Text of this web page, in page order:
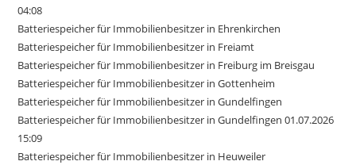
04:08
Batteriespeicher für Immobilienbesitzer in Ehrenkirchen
Batteriespeicher für Immobilienbesitzer in Freiamt
Batteriespeicher für Immobilienbesitzer in Freiburg im Breisgau
Batteriespeicher für Immobilienbesitzer in Gottenheim
Batteriespeicher für Immobilienbesitzer in Gundelfingen
Batteriespeicher für Immobilienbesitzer in Gundelfingen 01.07.2026
15:09
Batteriespeicher für Immobilienbesitzer in Heuweiler